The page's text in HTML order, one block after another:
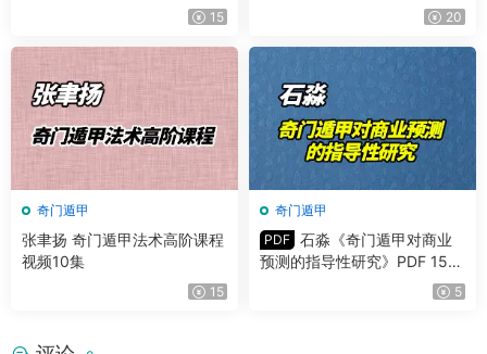
15 20
奇门遁甲
张聿扬 奇门遁甲法术高阶课程
视频10集
15
奇门遁甲
PDF 石淼《奇门遁甲对商业
预测的指导性研究》PDF 150
5